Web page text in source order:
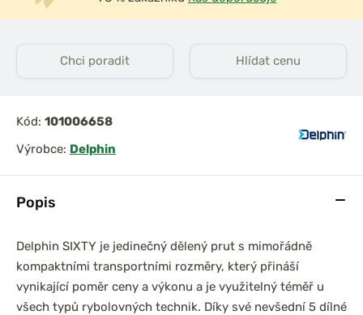
set
Chyť a pusť Neoprénová
Popis
Delphin SIXTY je jedinečný dělený prut s mimořádně
kompaktními transportními rozměry, který přináší
vynikající poměr ceny a výkonu a je využitelný téměř u
všech typů rybolovných technik. Díky své nevšední 5 dílné
Chci poradit Hlídat cenu
Kód: 101006658
Výrobce: Delphin